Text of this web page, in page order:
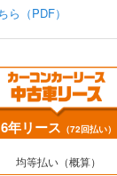
ら（PDF）
6年リース （72回払い）
均等払い（概算）